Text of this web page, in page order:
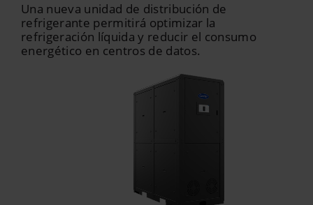
Una nueva unidad de distribución de
refrigerante permitirá optimizar la
refrigeración líquida y reducir el consumo
energético en centros de datos.